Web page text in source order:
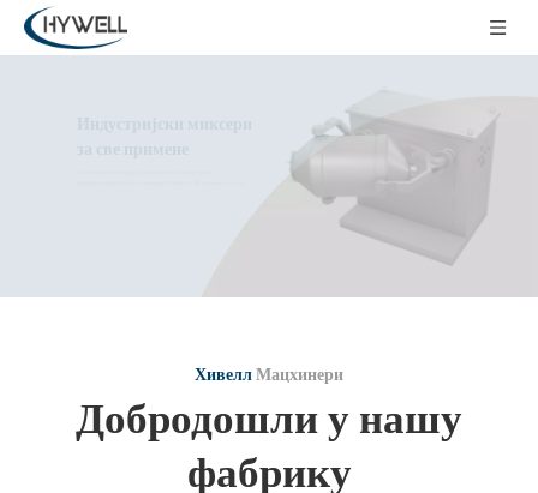
ХивеллМацхинери
Добродошли у нашу
фабрику